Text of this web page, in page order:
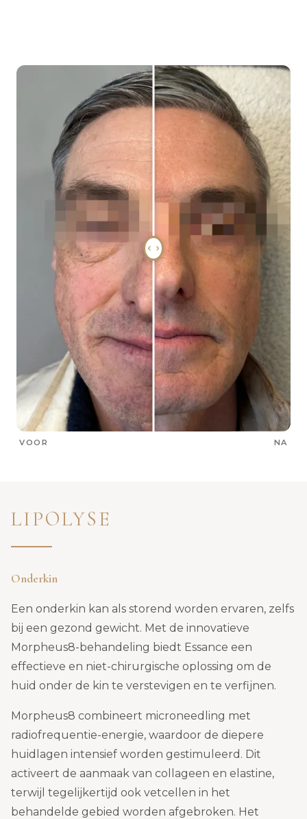
VOOR NA
LIPOLYSE
Onderkin
Een onderkin kan als storend worden ervaren, zelfs
bij een gezond gewicht. Met de innovatieve
Morpheus8-behandeling biedt Essance een
effectieve en niet-chirurgische oplossing om de
huid onder de kin te verstevigen en te verfijnen.
Morpheus8 combineert microneedling met
radiofrequentie-energie, waardoor de diepere
huidlagen intensief worden gestimuleerd. Dit
activeert de aanmaak van collageen en elastine,
terwijl tegelijkertijd ook vetcellen in het
behandelde gebied worden afgebroken. Het